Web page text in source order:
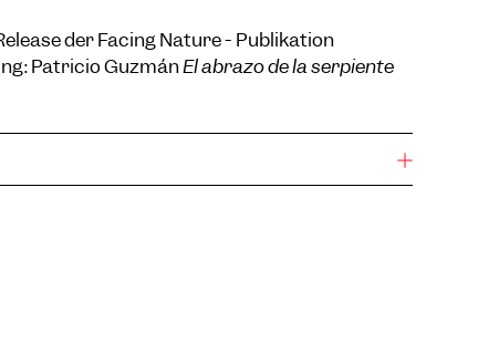
der Facing Nature - Publikation
Patricio GuzmánEl abrazo de la serpiente